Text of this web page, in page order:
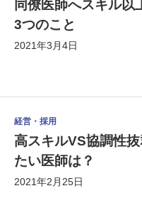
同僚医師へスキル以
3つのこと
2021年3月4日
経営・採用
高スキルVS協調性
たい医師は？
2021年2月25日